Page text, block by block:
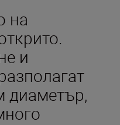
на
и
диаметър,